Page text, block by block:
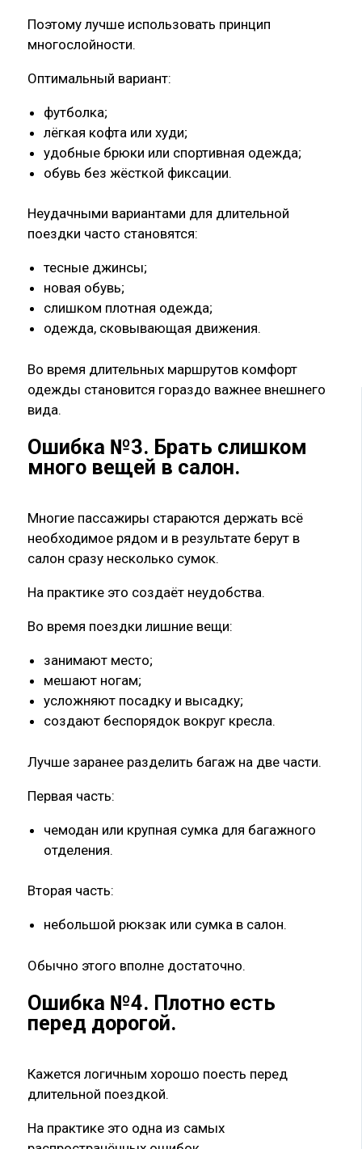
Поэтому лучше использовать принцип
многослойности.
Оптимальный вариант:
футболка;
лёгкая кофта или худи;
удобные брюки или спортивная одежда;
обувь без жёсткой фиксации.
Неудачными вариантами для длительной
поездки часто становятся:
тесные джинсы;
новая обувь;
слишком плотная одежда;
одежда, сковывающая движения.
Во время длительных маршрутов комфорт
одежды становится гораздо важнее внешнего
вида.
Ошибка №3. Брать слишком
много вещей в салон.
Многие пассажиры стараются держать всё
необходимое рядом и в результате берут в
салон сразу несколько сумок.
На практике это создаёт неудобства.
Во время поездки лишние вещи:
занимают место;
мешают ногам;
усложняют посадку и высадку;
создают беспорядок вокруг кресла.
Лучше заранее разделить багаж на две части.
Первая часть:
чемодан или крупная сумка для багажного
отделения.
Вторая часть:
небольшой рюкзак или сумка в салон.
Обычно этого вполне достаточно.
Ошибка №4. Плотно есть
перед дорогой.
Кажется логичным хорошо поесть перед
длительной поездкой.
На практике это одна из самых